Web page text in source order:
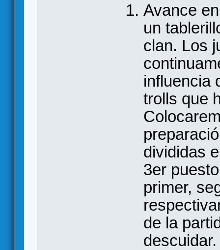
Avance
un
clan. Los
influencia
trolls que
divididas
3er
primer,
de la
descuidar.